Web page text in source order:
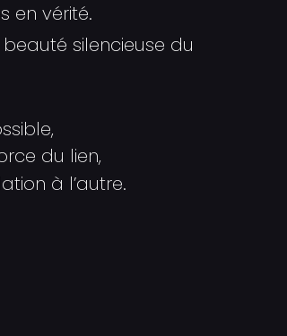
en vérité.
silencieuse du
du lien,
à l’autre.